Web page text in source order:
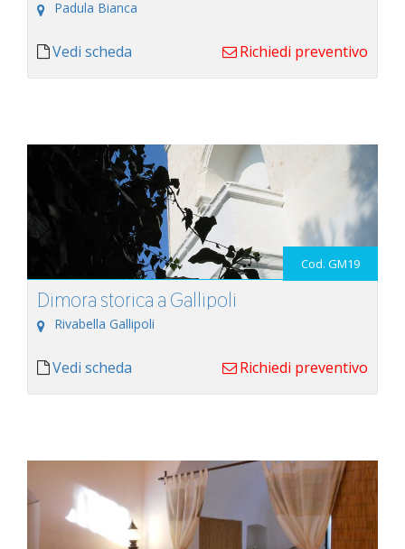
Padula Bianca
Vedi scheda Richiedi preventivo
Cod. GM19
Dimora storica a Gallipoli
Rivabella Gallipoli
Vedi scheda Richiedi preventivo